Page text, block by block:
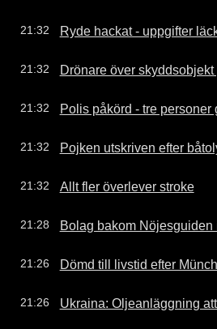
21:32 Ryde hackat - uppgifter
21:32 Drönare över skyddsobjekt
21:32 Polis påkörd - tre personer
21:32 Pojken utskriven efter
21:32 Allt fler överlever stroke
21:28 Bolag bakom Nöjesguiden
21:26 Dömd till livstid efter
21:26 Ukraina: Oljeanläggning